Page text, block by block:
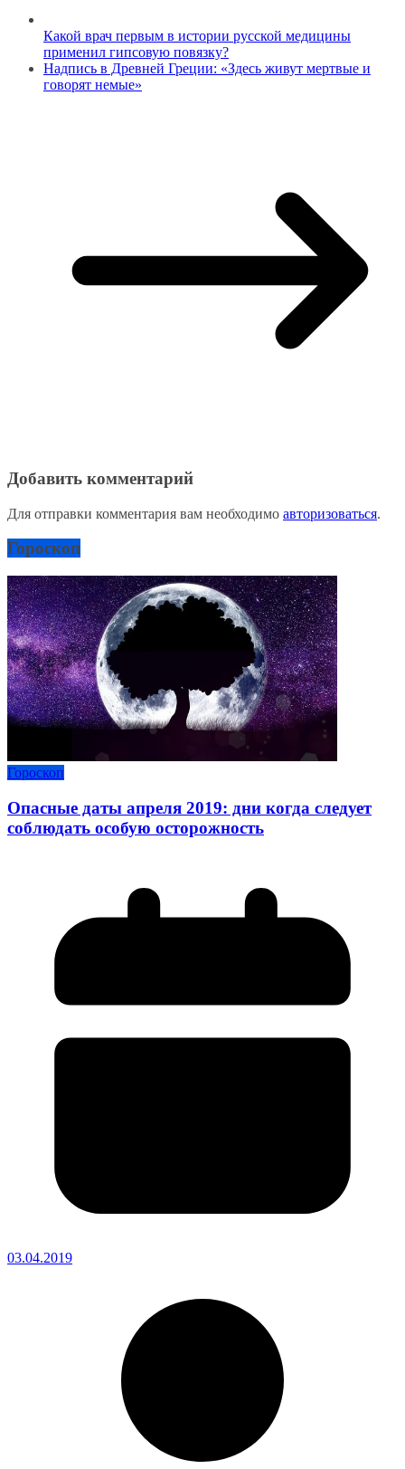
Какой врач первым в истории русской медицины
применил гипсовую повязку?
Надпись в Древней Греции: «Здесь живут мертвые и
говорят немые»
Добавить комментарий
Для отправки комментария вам необходимо авторизоваться.
Гороскоп
Гороскоп
Опасные даты апреля 2019: дни когда следует
соблюдать особую осторожность
03.04.2019